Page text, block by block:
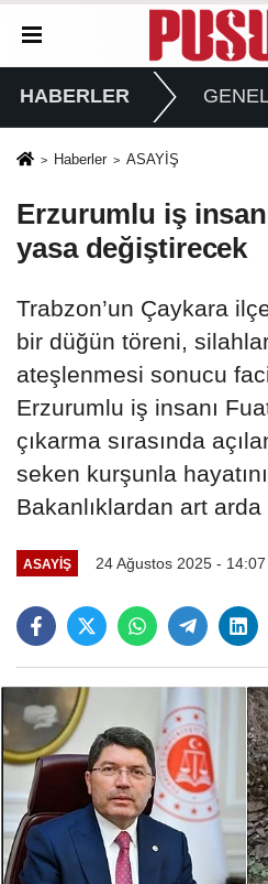
HABERLER
Haberler ASAYİŞ
Erzurumlu iş
yasa değiştirecek
Trabzon’un Çaykara
bir düğün töreni,
ateşlenmesi sonucu
Erzurumlu iş insanı
çıkarma sırasında
seken kurşunla
Bakanlıklardan art
ASAYİŞ 24 Ağustos 2025 - 14:07